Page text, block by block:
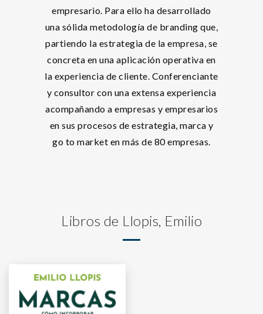
empresario. Para ello ha desarrollado
una sólida metodología de branding que,
partiendo la estrategia de la empresa, se
concreta en una aplicación operativa en
la experiencia de cliente. Conferenciante
y consultor con una extensa experiencia
acompañando a empresas y empresarios
en sus procesos de estrategia, marca y
go to market en más de 80 empresas.
Libros de Llopis, Emilio